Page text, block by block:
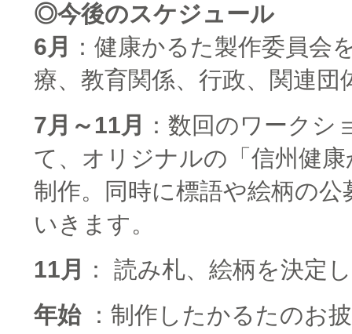
◎今後のスケジュール
6月
：健康かるた製作委員会
療、教育関係、行政、関連団
7月～11月
：数回のワークシ
て、オリジナルの「信州健
制作。同時に標語や絵柄の
いきます。
11月
： 読み札、絵柄を決定
年始：制作したかるたのお